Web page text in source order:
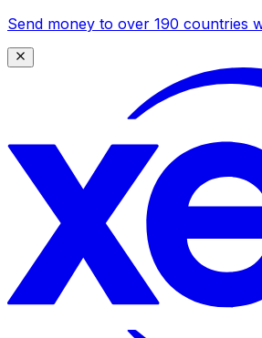
Send money to over 190 countries